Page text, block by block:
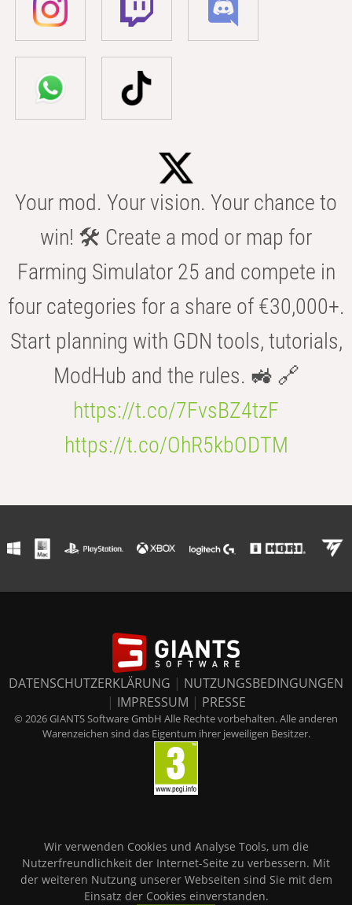
Your mod. Your vision. Your chance to
win! 🛠️ Create a mod or map for
Farming Simulator 25 and compete in
four categories for a share of €30,000+.
Start planning with GDN tools, tutorials,
ModHub and the rules. 🚜 🔗
https://t.co/7FvsBZ4tzF
https://t.co/OhR5kbODTM
DATENSCHUTZERKLÄRUNG | NUTZUNGSBEDINGUNGEN
| IMPRESSUM | PRESSE
© 2026 GIANTS Software GmbH Alle Rechte vorbehalten. Alle anderen
Warenzeichen sind das Eigentum ihrer jeweiligen Besitzer.
Wir verwenden Cookies und Analyse Tools, um die
Nutzerfreundlichkeit der Internet-Seite zu verbessern. Mit
der weiteren Nutzung unserer Webseiten sind Sie mit dem
Einsatz der Cookies einverstanden.